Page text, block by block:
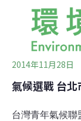
市議員候選人
府提出校園午
2014年11月28日
氣候選戰 台
台灣青年氣候聯